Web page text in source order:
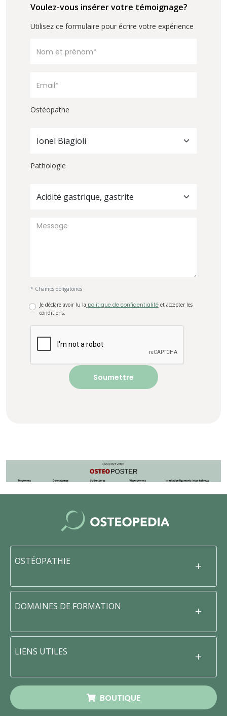
Voulez-vous insérer votre témoignage?
Utilisez ce formulaire pour écrire votre expérience
Ostéopathe
Ionel Biagioli
Pathologie
Acidité gastrique, gastrite
* Champs obligatoires
Je déclare avoir lu la politique de confidentialité et accepter les
conditions.
OSTÉOPATHIE
DOMAINES DE FORMATION
LIENS UTILES
BOUTIQUE